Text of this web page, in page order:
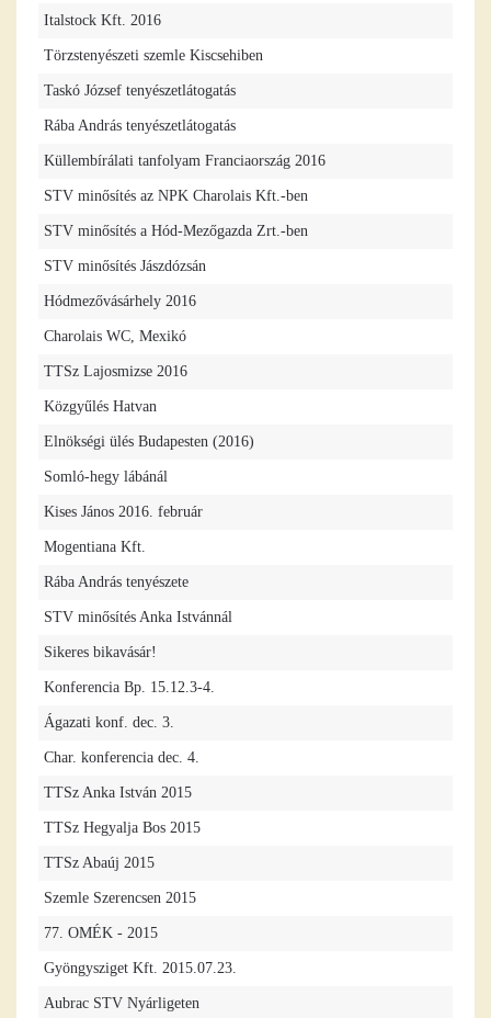
Italstock Kft. 2016
Törzstenyészeti szemle Kiscsehiben
Taskó József tenyészetlátogatás
Rába András tenyészetlátogatás
Küllembírálati tanfolyam Franciaország 2016
STV minősítés az NPK Charolais Kft.-ben
STV minősítés a Hód-Mezőgazda Zrt.-ben
STV minősítés Jászdózsán
Hódmezővásárhely 2016
Charolais WC, Mexikó
TTSz Lajosmizse 2016
Közgyűlés Hatvan
Elnökségi ülés Budapesten (2016)
Somló-hegy lábánál
Kises János 2016. február
Mogentiana Kft.
Rába András tenyészete
STV minősítés Anka Istvánnál
Sikeres bikavásár!
Konferencia Bp. 15.12.3-4.
Ágazati konf. dec. 3.
Char. konferencia dec. 4.
TTSz Anka István 2015
TTSz Hegyalja Bos 2015
TTSz Abaúj 2015
Szemle Szerencsen 2015
77. OMÉK - 2015
Gyöngysziget Kft. 2015.07.23.
Aubrac STV Nyárligeten